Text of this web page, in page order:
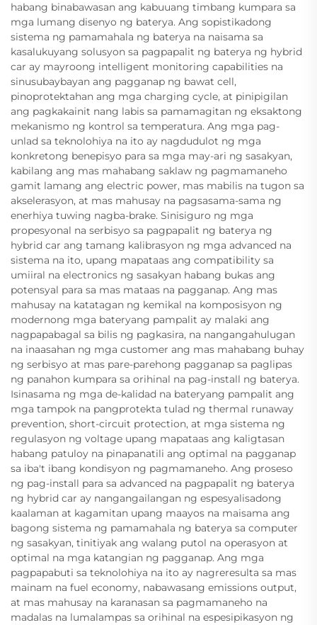
habang binabawasan ang kabuuang timbang kumpara sa
mga lumang disenyo ng baterya. Ang sopistikadong
sistema ng pamamahala ng baterya na naisama sa
kasalukuyang solusyon sa pagpapalit ng baterya ng hybrid
car ay mayroong intelligent monitoring capabilities na
sinusubaybayan ang pagganap ng bawat cell,
pinoprotektahan ang mga charging cycle, at pinipigilan
ang pagkakainit nang labis sa pamamagitan ng eksaktong
mekanismo ng kontrol sa temperatura. Ang mga pag-
unlad sa teknolohiya na ito ay nagdudulot ng mga
konkretong benepisyo para sa mga may-ari ng sasakyan,
kabilang ang mas mahabang saklaw ng pagmamaneho
gamit lamang ang electric power, mas mabilis na tugon sa
akselerasyon, at mas mahusay na pagsasama-sama ng
enerhiya tuwing nagba-brake. Sinisiguro ng mga
propesyonal na serbisyo sa pagpapalit ng baterya ng
hybrid car ang tamang kalibrasyon ng mga advanced na
sistema na ito, upang mapataas ang compatibility sa
umiiral na electronics ng sasakyan habang bukas ang
potensyal para sa mas mataas na pagganap. Ang mas
mahusay na katatagan ng kemikal na komposisyon ng
modernong mga bateryang pampalit ay malaki ang
nagpapabagal sa bilis ng pagkasira, na nangangahulugan
na inaasahan ng mga customer ang mas mahabang buhay
ng serbisyo at mas pare-parehong pagganap sa paglipas
ng panahon kumpara sa orihinal na pag-install ng baterya.
Isinasama ng mga de-kalidad na bateryang pampalit ang
mga tampok na pangprotekta tulad ng thermal runaway
prevention, short-circuit protection, at mga sistema ng
regulasyon ng voltage upang mapataas ang kaligtasan
habang patuloy na pinapanatili ang optimal na pagganap
sa iba't ibang kondisyon ng pagmamaneho. Ang proseso
ng pag-install para sa advanced na pagpapalit ng baterya
ng hybrid car ay nangangailangan ng espesyalisadong
kaalaman at kagamitan upang maayos na maisama ang
bagong sistema ng pamamahala ng baterya sa computer
ng sasakyan, tinitiyak ang walang putol na operasyon at
optimal na mga katangian ng pagganap. Ang mga
pagpapabuti sa teknolohiya na ito ay nagreresulta sa mas
mainam na fuel economy, nabawasang emissions output,
at mas mahusay na karanasan sa pagmamaneho na
madalas na lumalampas sa orihinal na espesipikasyon ng